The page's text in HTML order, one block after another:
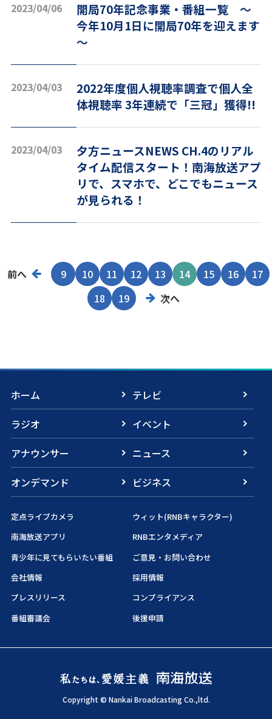
2023/04/06
開局70年記念事業・番組一覧 ～
今年10月1日に開局70年を迎えます
～
2023/04/03
2022年度個人視聴率調査で個人全
体視聴率 3年連続で「三冠」獲得!!
2023/04/03
夕方ニュースNEWS CH.4のリアル
タイム配信スタート！南海放送アプ
リで、スマホで、どこでもニュース
が見られる！
前へ 9 10 11 12 13 14 15 16
17
18
19 次へ
ホーム
テレビ
ラジオ
イベント
アナウンサー
ニュース
オンデマンド
ビジネス
定点ライブカメラ
ウィット(RNBキャラクター)
南海放送アプリ
RNBエンタメディア
青少年に見てもらいたい番組
ご意見・お問い合わせ
会社情報
採用情報
プレスリリース
コンプライアンス
番組審議会
後援申請
Copyright © Nankai Broadcasting Co.,ltd.